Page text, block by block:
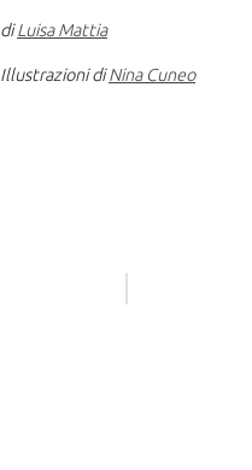
diLuisa Mattia
Illustrazioni diNina Cuneo